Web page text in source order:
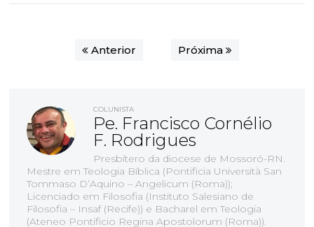
Anterior Próxima
COLUNISTA
Pe. Francisco Cornélio
F. Rodrigues
Presbítero da diocese de Mossoró-RN.
Mestre em Teologia Bíblica (Pontificia Università San
Tommaso D’Aquino – Angelicum (Roma));
Licenciado em Filosofia (Instituto Salesiano de
Filosofia – Insaf (Recife)) e Bacharel em Teologia
(Ateneo Pontificio Regina Apostolorum (Roma)).